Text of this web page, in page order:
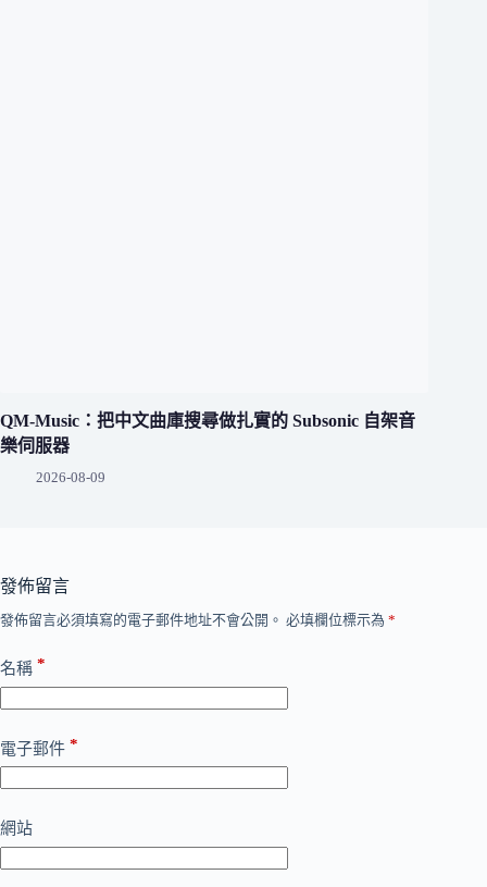
QM-Music：把中文曲庫搜尋做扎實的 Subsonic 自架音
樂伺服器
2026-08-09
發佈留言
發佈留言必須填寫的電子郵件地址不會公開。 必填欄位標示為 *
名稱 *
電子郵件 *
網站